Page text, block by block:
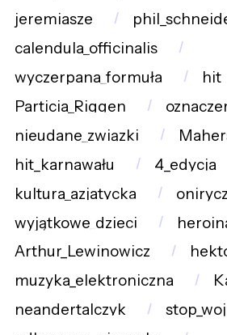
jeremiasze
calendula_officinalis
wyczerpana_formuła
hit
Particia_Riggen
nieudane_związki
hit_karnawału
4_edycja
kultura_azjatycka
wyjątkowe_dzieci
Arthur_Lewinowicz
muzyka_elektroniczna
neandertalczyk